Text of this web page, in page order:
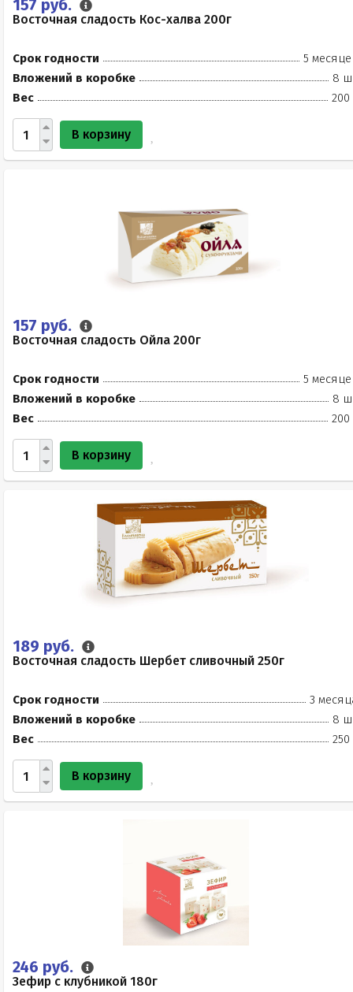
157 руб.
Восточная сладость Кос-халва 200г
Срок годности
5
Вложений в коробке
8
Вес
200
В корзину
157 руб.
Восточная сладость Ойла 200г
Срок годности
5
Вложений в коробке
8
Вес
200
В корзину
189 руб.
Восточная сладость Шербет сливочный 250г
Срок годности
3
Вложений в коробке
8
Вес
250
В корзину
246 руб.
Зефир с клубникой 180г